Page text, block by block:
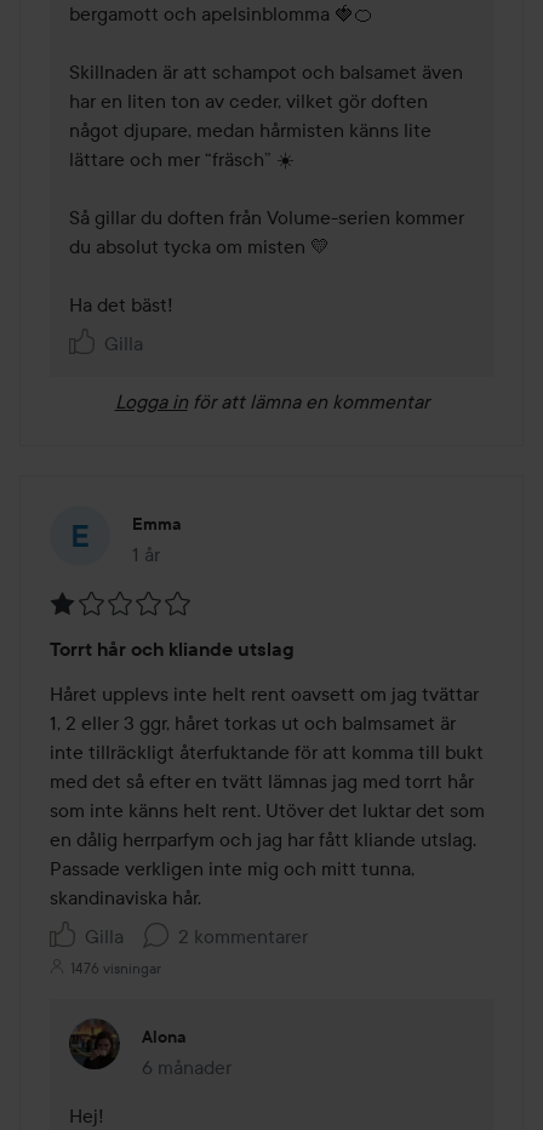
bergamott och apelsinblomma 🍓🍊
Skillnaden är att schampot och balsamet även
har en liten ton av ceder, vilket gör doften
något djupare, medan hårmisten känns lite
lättare och mer “fräsch” ☀️
Så gillar du doften från Volume-serien kommer
du absolut tycka om misten 💛
Ha det bäst!
Gilla
Logga in för att lämna en kommentar
Emma
1 år
Inlägget skapades 1 år
1
av
5
Torrt hår och kliande utslag
Håret upplevs inte helt rent oavsett om jag tvättar
1, 2 eller 3 ggr, håret torkas ut och balmsamet är
inte tillräckligt återfuktande för att komma till bukt
med det så efter en tvätt lämnas jag med torrt hår
som inte känns helt rent. Utöver det luktar det som
en dålig herrparfym och jag har fått kliande utslag.
Passade verkligen inte mig och mitt tunna,
skandinaviska hår.
Gilla
2 kommentarer
1476 visningar
Alona
6 månader
Kommentaren lades 6 månader
Hej!